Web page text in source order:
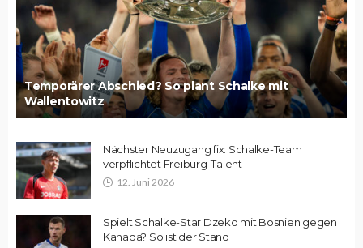
Temporärer Abschied? So plant Schalke mit
Wallentowitz
Nächster Neuzugang fix: Schalke-Team
verpflichtet Freiburg-Talent
12. Juni 2026
Spielt Schalke-Star Dzeko mit Bosnien gegen
Kanada? So ist der Stand